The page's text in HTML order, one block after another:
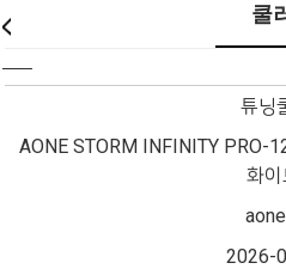
쿨
튜닝
AONE STORM INFINITY PRO-
화
2026-